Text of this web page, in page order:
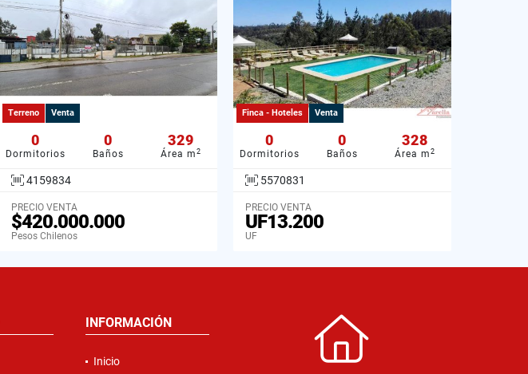
Terreno Venta
0
Dormitorios
0
Baños
329
Área m 2
4159834
PRECIO VENTA
$420.000.000
Pesos Chilenos
Finca - Hoteles Venta
0
Dormitorios
0
Baños
328
Área m 2
5570831
PRECIO VENTA
UF13.200
UF
INFORMACIÓN
Inicio